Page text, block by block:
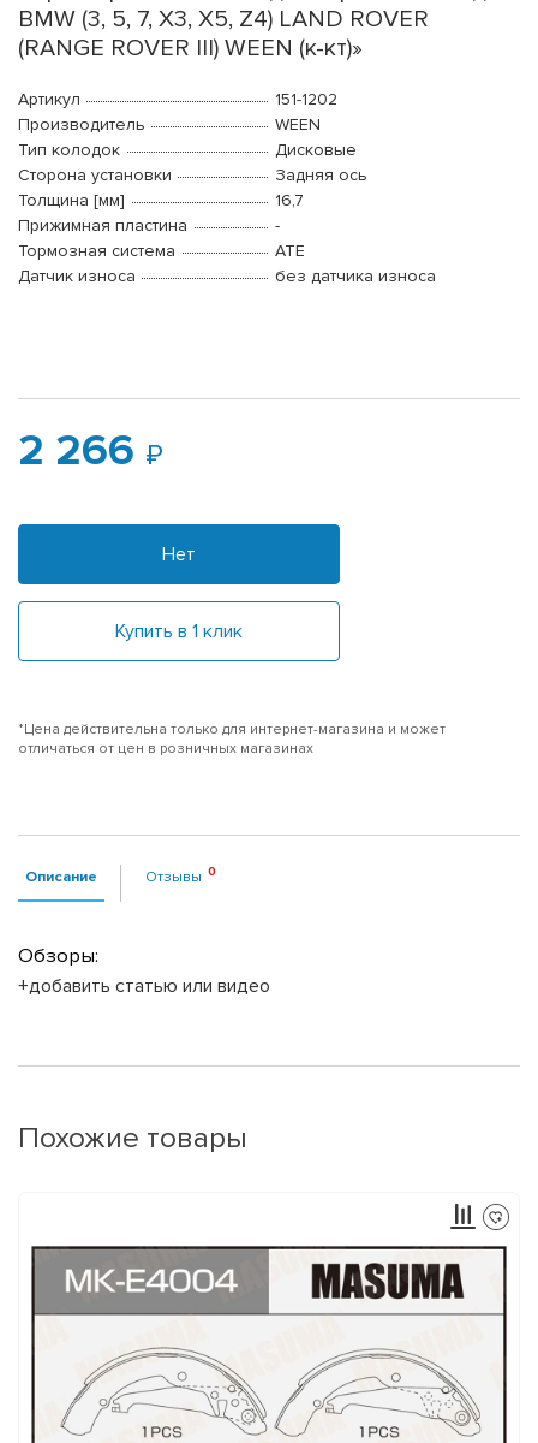
BMW (3, 5, 7, X3, X5, Z4) LAND ROVER
(RANGE ROVER III) WEEN (к-кт)»
Артикул
151-1202
Производитель
WEEN
Тип колодок
Дисковые
Сторона установки
Задняя ось
Толщина [мм]
16,7
Прижимная пластина
-
Тормозная система
ATE
Датчик износа
без датчика износа
2 266
Нет
Купить в 1 клик
*Цена действительна только для интернет-магазина и может
отличаться от цен в розничных магазинах
Описание Отзывы
Обзоры:
+добавить статью или видео
Похожие товары